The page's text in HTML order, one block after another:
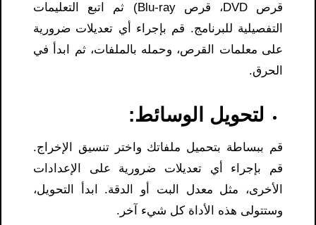
قرص DVD، قرص Blu-ray) ثم اتبع التعليمات
التفصيلية للبرنامج. قم بإجراء أي تعديلات ضرورية
على معلمات القرص، وحمله بالملفات، ثم ابدأ في
الحرق.
لتحويل الوسائط:
قم ببساطة بتحميل ملفاتك واختر تنسيق الإخراج.
قم بإجراء أي تعديلات ضرورية على الإعدادات
الأخرى، مثل معدل البت أو الدقة. ابدأ التحويل،
وستتولى هذه الأداة كل شيء آخر.